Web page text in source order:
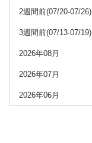
2週間前(07/20-07/26)
3週間前(07/13-07/19)
2026年08月
2026年07月
2026年06月